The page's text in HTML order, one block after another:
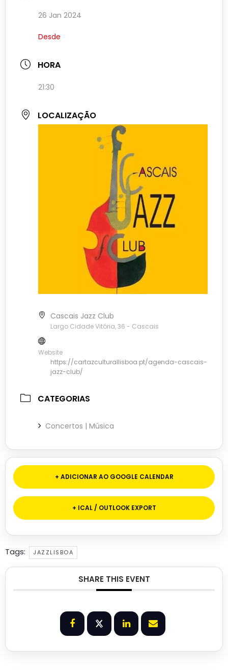
26 Jan 2024
Desde
HORA
21:30
LOCALIZAÇÃO
Cascais Jazz Club
Largo Cidade Vitória, 36 - Cascais
Website
https://cartazculturallisboa.pt/agenda-cascais-
jazz-club/
CATEGORIAS
Concertos | Música
+ ADICIONAR AO GOOGLE CALENDAR
+ ICAL / OUTLOOK EXPORT
Tags: JAZZLISBOA
SHARE THIS EVENT